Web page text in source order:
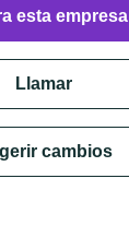
esta empresa
Llamar
cambios